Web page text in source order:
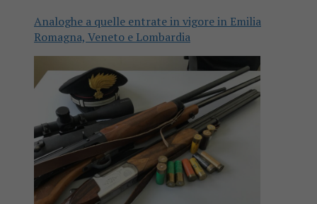
Analoghe a quelle entrate in vigore in Emilia
Romagna, Veneto e Lombardia